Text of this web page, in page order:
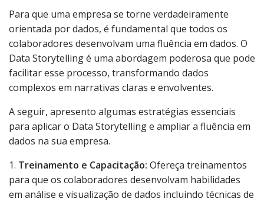
Para que uma empresa se torne verdadeiramente
orientada por dados, é fundamental que todos os
colaboradores desenvolvam uma fluência em dados. O
Data Storytelling é uma abordagem poderosa que pode
facilitar esse processo, transformando dados
complexos em narrativas claras e envolventes.
A seguir, apresento algumas estratégias essenciais
para aplicar o Data Storytelling e ampliar a fluência em
dados na sua empresa.
1. Treinamento e Capacitação: Ofereça treinamentos
para que os colaboradores desenvolvam habilidades
em análise e visualização de dados incluindo técnicas de